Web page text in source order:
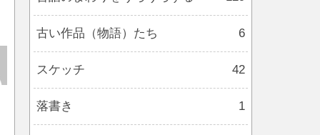
古い作品（物語）たち 6
スケッチ 42
落書き 1